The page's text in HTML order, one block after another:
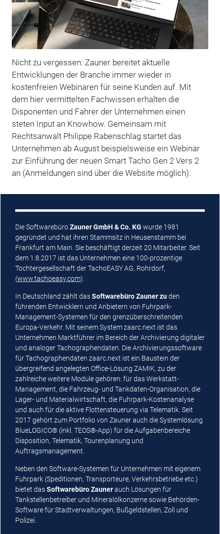
Nicht zu vergessen: Zauner bereitet aktuelle
Entwicklungen der Branche immer wieder in
kostenfreien Webinaren für seine Kunden auf. Mit
dem hier vermittelten Fachwissen erhalten die
Disponenten und Fahrer der Unternehmen einen
steten Input an Knowhow. Gemeinsam mit
Rechtsanwalt Philippe Rabenschlag startet das
Unternehmen ab August beispielsweise ein Webinar
zur Einführung der neuen Smart Tacho Gen 2 Vers 2
an (Anmeldungen sind über die Website möglich).
Die SoftwarebüroZauner GmbH & Co. KG wurde 1981
gegründet und hat ihren Stammsitz in Heusenstamm bei
Frankfurt am Main. Sie beschäftigt derzeit 20 Mitarbeiter. Seit
dem 1.8.2017 ist das Unternehmen eine 100-prozentige
Tochtergesellschaft der TachoEASY AG, Rohrdorf,
(www.tachoeasy.com).
In Deutschland zählt dasSoftwarebüro Zauner zuden
führenden Entwicklern und Anbietern von Fuhrpark-
Management-Systemen für den grenzüberschreitenden
Europa-Verkehr. Mit seinem System zaarc.next ist das
Unternehmen Marktführer im Bereich der Archivierung digitaler
und analoger Tachographendaten. Die Archivierungssoftware
für Tachographendaten zaarc.next ist ein Baustein der
übergreifend angelegten Office-Lösung ZAMIK, zu der
zahlreiche weitere Module gehören: für das Werkstatt-
Management, die Fahrzeug- und Tankdaten-Organisation, die
Lager- und Materialwirtschaft, die Fuhrpark-Kostenanalyse
und auch für die aktive Flottensteuerung via Telematik. Seit
2017 gehört zum Portfolio von Zauner auch die Systemlösung
BlueLOGICO® (inkl. TEOS®-App) für die Aufgabenbereiche
Disposition, Telematik, Tourenplanung und
Auftragsmanagement.
Neben den Software-Systemen für Unternehmen mit eigenem
Fuhrpark (Speditionen, Transporteure, Verkehrsbetriebe etc.)
bietet dasSoftwarebüro Zaunerauch Lösungen für
Tankstellenbetreiber und Mineralölkonzerne sowie Behörden-
Software für Stadtverwaltungen, Bußgeldstellen, Zoll und
Polizei.